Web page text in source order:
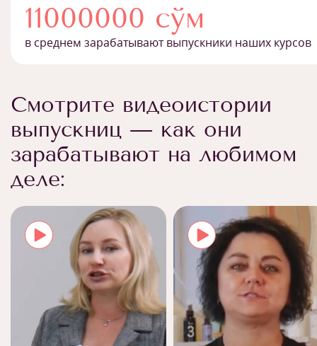
11000000 сўм
в среднем зарабатывают выпускники наших курсов
Смотрите видеоистории
выпускниц — как они
зарабатывают на любимом
деле: